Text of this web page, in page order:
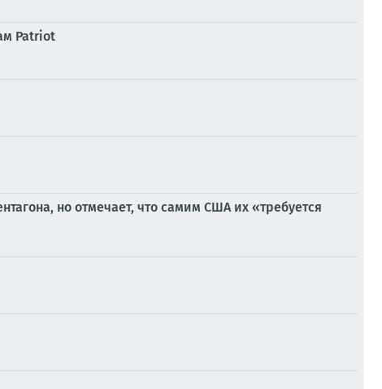
Patriot
но отмечает, что самим США их «требуется